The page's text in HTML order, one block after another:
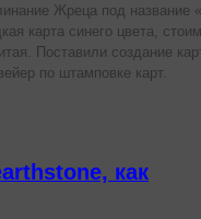
Жреца под название
карта синего цвета,
Поставили создание
по штамповке карт.
как